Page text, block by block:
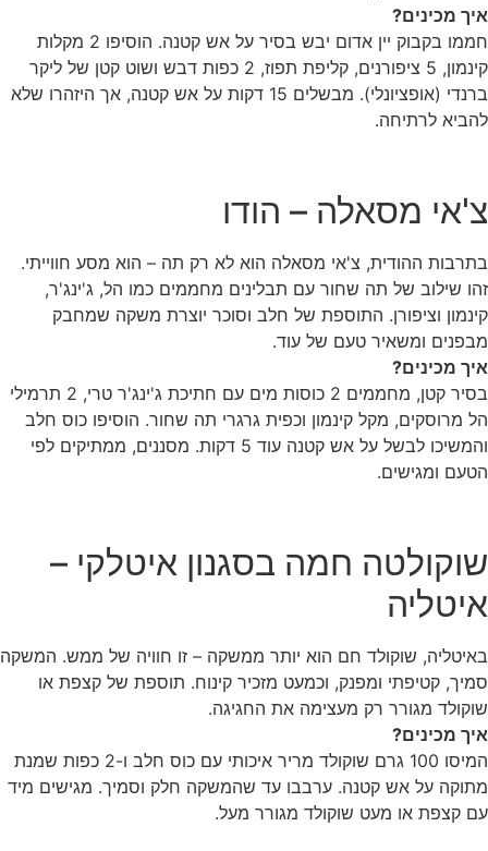
איך מכינים?
חממו בקבוק יין אדום יבש בסיר על אש קטנה. הוסיפו 2 מקלות
קינמון, 5 ציפורנים, קליפת תפוז, 2 כפות דבש ושוט קטן של ליקר
ברנדי (אופציונלי). מבשלים 15 דקות על אש קטנה, אך היזהרו שלא
להביא לרתיחה.
צ'אי מסאלה – הודו
בתרבות ההודית, צ'אי מסאלה הוא לא רק תה – הוא מסע חווייתי.
זהו שילוב של תה שחור עם תבלינים מחממים כמו הל, ג'ינג'ר,
קינמון וציפורן. התוספת של חלב וסוכר יוצרת משקה שמחבק
מבפנים ומשאיר טעם של עוד.
איך מכינים?
בסיר קטן, מחממים 2 כוסות מים עם חתיכת ג'ינג'ר טרי, 2 תרמילי
הל מרוסקים, מקל קינמון וכפית גרגרי תה שחור. הוסיפו כוס חלב
והמשיכו לבשל על אש קטנה עוד 5 דקות. מסננים, ממתיקים לפי
הטעם ומגישים.
שוקולטה חמה בסגנון איטלקי –
איטליה
באיטליה, שוקולד חם הוא יותר ממשקה – זו חוויה של ממש. המשקה
סמיך, קטיפתי ומפנק, וכמעט מזכיר קינוח. תוספת של קצפת או
שוקולד מגורר רק מעצימה את החגיגה.
איך מכינים?
המיסו 100 גרם שוקולד מריר איכותי עם כוס חלב ו-2 כפות שמנת
מתוקה על אש קטנה. ערבבו עד שהמשקה חלק וסמיך. מגישים מיד
עם קצפת או מעט שוקולד מגורר מעל.